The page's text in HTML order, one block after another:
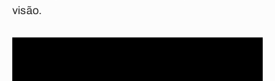
visão.